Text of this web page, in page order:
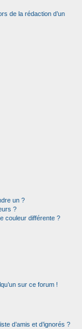
de la rédaction d’un
un ?
?
couleur différente ?
sur ce forum !
d’amis et d’ignorés ?